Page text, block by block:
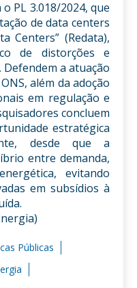
PL 3.018/2024, que
de data centers
Centers” (Redata),
de distorções e
Defendem a atuação
além da adoção
em regulação e
concluem
estratégica
desde que a
entre demanda,
evitando
em subsídios à
Públicas